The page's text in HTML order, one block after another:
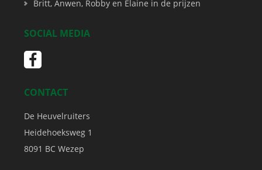
Britt, Anwen, Robby en Elaine in de prijzen
SOCIAL MEDIA
CONTACT
De Heuvelruiters
Heidehoeksweg 1
8091 BC Wezep